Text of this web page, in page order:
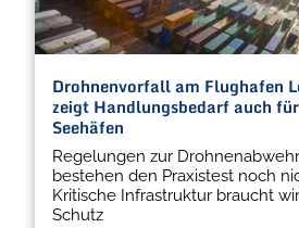
Drohnenvorfall am Flughafen
zeigt Handlungsbedarf auch für
Seehäfen
Regelungen zur Drohnenabwehr
bestehen den Praxistest noch
Kritische Infrastruktur braucht
Schutz